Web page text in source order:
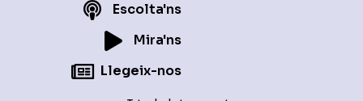
Escolta'ns
Mira'ns
Llegeix-nos